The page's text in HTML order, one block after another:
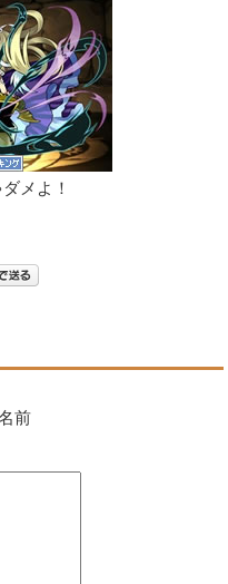
メよ！
前